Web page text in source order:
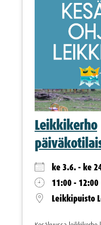
Leikkikerho
ke 3.6. - ke
11:00 - 12:00
Leikkipuisto